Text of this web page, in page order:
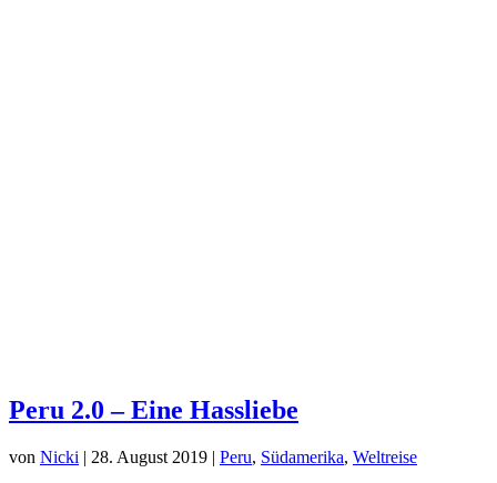
Peru 2.0 – Eine Hassliebe
von Nicki | 28. August 2019 | Peru, Südamerika, Weltreise